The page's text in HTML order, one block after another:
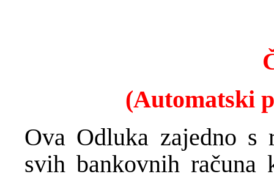
(Automatski
Ova Odluka zajedno s
svih bankovnih